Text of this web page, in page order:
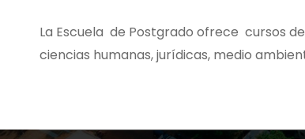
La Escuela de Postgrado ofrece cursos
ciencias humanas, jurídicas, medio